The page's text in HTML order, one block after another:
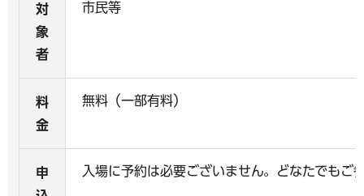
対
象
者
市民等
料
金
無料（一部有料）
申
入場に予約は必要ございません。どなたでもご